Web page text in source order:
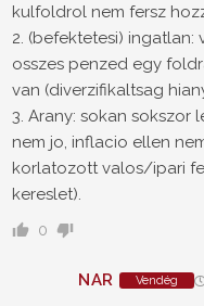
kulfoldrol nem fersz
2. (befektetesi)
osszes penzed egy
van (diverzifikaltsag
3. Arany: sokan sokszor
nem jo, inflacio ellen
korlatozott valos/ipari
kereslet).
0
NAR Vendég